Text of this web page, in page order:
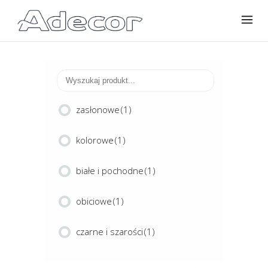
zasłonowe(1)
kolorowe(1)
białe i pochodne(1)
obiciowe(1)
czarne i szarości(1)